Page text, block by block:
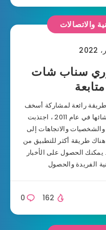
والاتصالات
سناب شات
رائعة لمشاركة أسخف
لحظاتك مع أصدقائك. ولكن منذ إنشائها في عام 2011 ، اجتذبت
والاتجاهات إلى
طريقة أكثر للتطبيق من
يمكنك الحصول على الأخبار
الفريدة والحصول
0 162